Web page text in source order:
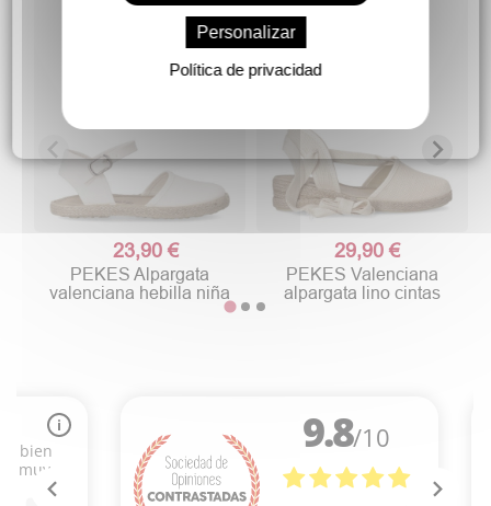
23,90 €
PEKES Alpargata
valenciana hebilla niña
29,90 €
PEKES Valenciana
alpargata lino cintas
Personalizar
Política de privacidad